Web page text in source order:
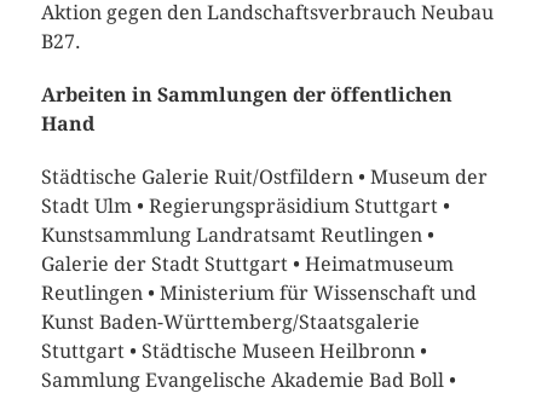
Aktion gegen den Landschaftsverbrauch Neubau
B27.
Arbeiten in Sammlungen der öffentlichen
Hand
Städtische Galerie Ruit/Ostfildern • Museum der
Stadt Ulm • Regierungspräsidium Stuttgart •
Kunstsammlung Landratsamt Reutlingen •
Galerie der Stadt Stuttgart • Heimatmuseum
Reutlingen • Ministerium für Wissenschaft und
Kunst Baden-Württemberg/Staatsgalerie
Stuttgart • Städtische Museen Heilbronn •
Sammlung Evangelische Akademie Bad Boll •